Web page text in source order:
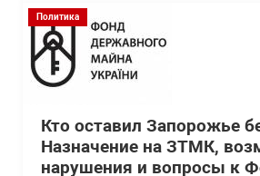
Политика
Кто оставил Запорожье
Назначение на ЗТМК,
нарушения и вопросы к